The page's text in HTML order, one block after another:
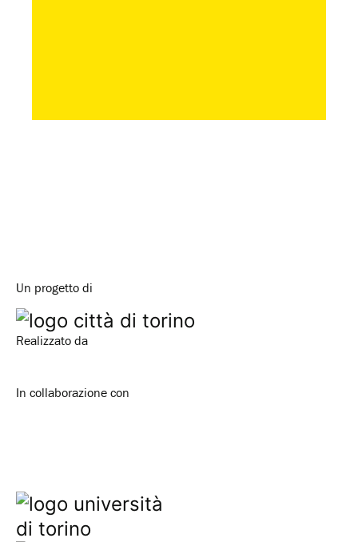
Un progetto di
Realizzato da
In collaborazione con